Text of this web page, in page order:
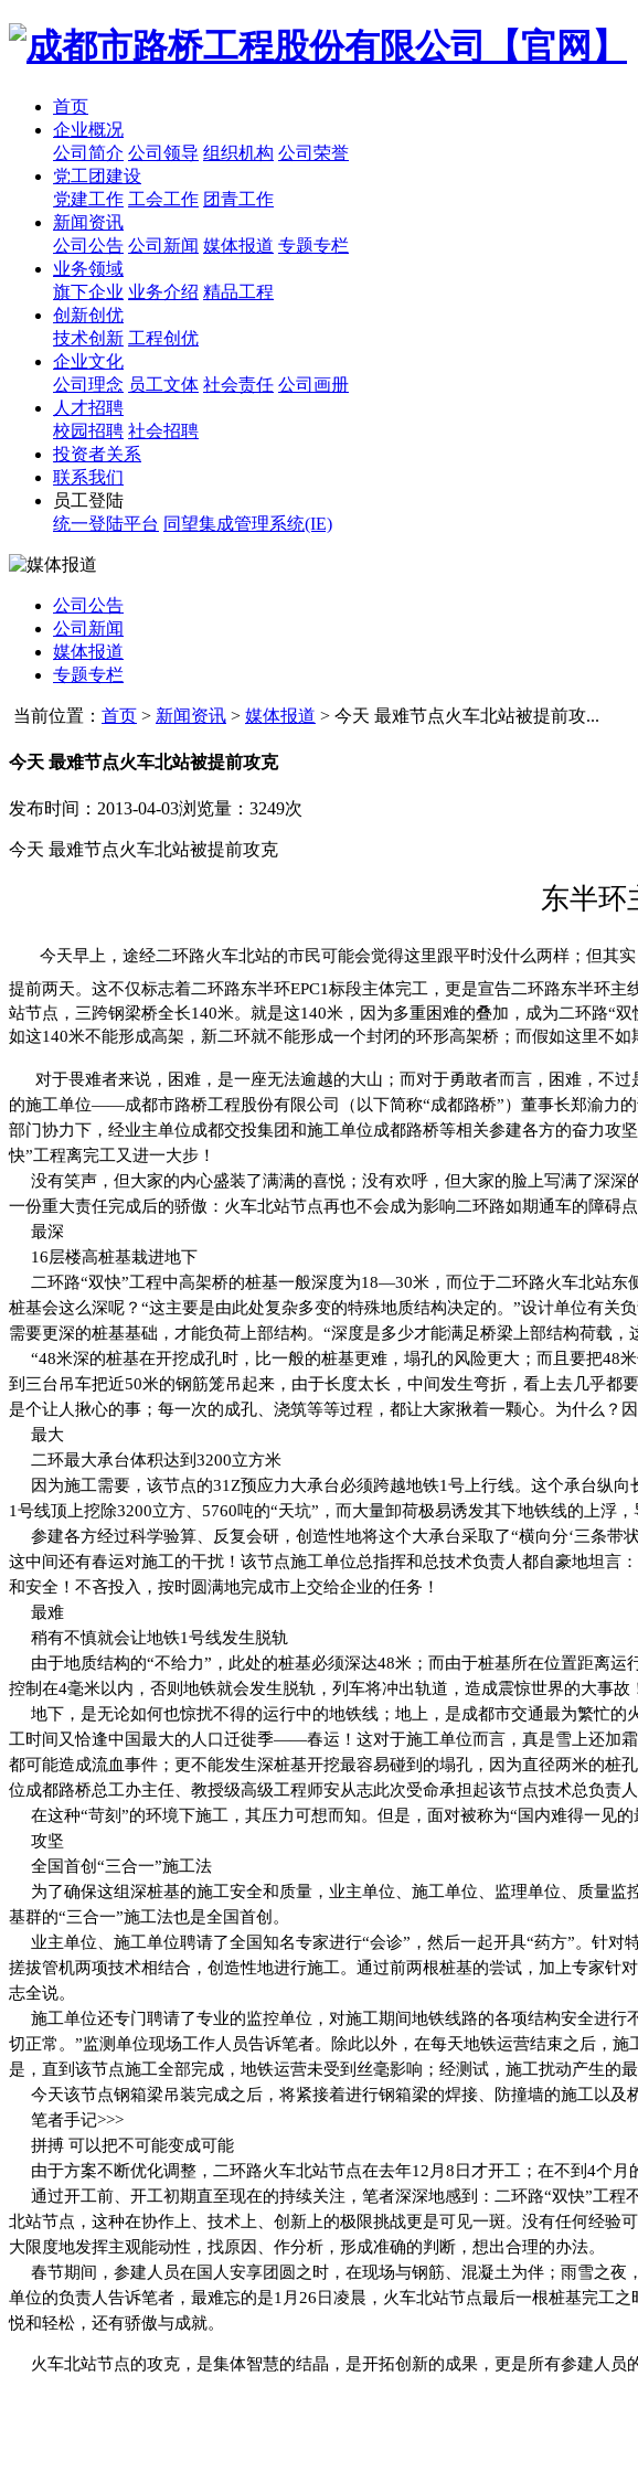
首页
企业概况
公司简介 公司领导 组织机构 公司荣誉
党工团建设
党建工作 工会工作 团青工作
新闻资讯
公司公告 公司新闻 媒体报道 专题专栏
业务领域
旗下企业 业务介绍 精品工程
创新创优
技术创新 工程创优
企业文化
公司理念 员工文体 社会责任 公司画册
人才招聘
校园招聘 社会招聘
投资者关系
联系我们
员工登陆
统一登陆平台 同望集成管理系统(IE)
公司公告
公司新闻
媒体报道
专题专栏
当前位置： 首页 > 新闻资讯 > 媒体报道 > 今天 最难节点火车北站被提前攻...
今天 最难节点火车北站被提前攻克
发布时间：2013-04-03浏览量：3249次
今天 最难节点火车北站被提前攻克
东半环
今天早上，途经二环路火车北站的市民可能会觉得这里跟平时没什么两样；但其
提前两天。这不仅标志着二环路东半环EPC1标段主体完工，更是宣告二环路东半环主
站节点，三跨钢梁桥全长140米。就是这140米，因为多重困难的叠加，成为二环路
如这140米不能形成高架，新二环就不能形成一个封闭的环形高架桥；而假如这里不
对于畏难者来说，困难，是一座无法逾越的大山；而对于勇敢者而言，困难，不
的施工单位——成都市路桥工程股份有限公司（以下简称“成都路桥”）董事长郑渝力
部门协力下，经业主单位成都交投集团和施工单位成都路桥等相关参建各方的奋力攻
快”工程离完工又进一大步！
没有笑声，但大家的内心盛装了满满的喜悦；没有欢呼，但大家的脸上写满了深
一份重大责任完成后的骄傲：火车北站节点再也不会成为影响二环路如期通车的障碍点
最深
16层楼高桩基栽进地下
二环路“双快”工程中高架桥的桩基一般深度为18—30米，而位于二环路火车北站
桩基会这么深呢？“这主要是由此处复杂多变的特殊地质结构决定的。”设计单位有
需要更深的桩基基础，才能负荷上部结构。“深度是多少才能满足桥梁上部结构荷载
“48米深的桩基在开挖成孔时，比一般的桩基更难，塌孔的风险更大；而且要把48
到三台吊车把近50米的钢筋笼吊起来，由于长度太长，中间发生弯折，看上去几乎
是个让人揪心的事；每一次的成孔、浇筑等等过程，都让大家揪着一颗心。为什么
最大
二环最大承台体积达到3200立方米
因为施工需要，该节点的31Z预应力大承台必须跨越地铁1号上行线。这个承台纵
1号线顶上挖除3200立方、5760吨的“天坑”，而大量卸荷极易诱发其下地铁线的上浮，
参建各方经过科学验算、反复会研，创造性地将这个大承台采取了“横向分‘三条
这中间还有春运对施工的干扰！该节点施工单位总指挥和总技术负责人都自豪地坦
和安全！不吝投入，按时圆满地完成市上交给企业的任务！
最难
稍有不慎就会让地铁1号线发生脱轨
由于地质结构的“不给力”，此处的桩基必须深达48米；而由于桩基所在位置距离
控制在4毫米以内，否则地铁就会发生脱轨，列车将冲出轨道，造成震惊世界的大事故
地下，是无论如何也惊扰不得的运行中的地铁线；地上，是成都市交通最为繁忙
工时间又恰逢中国最大的人口迁徙季——春运！这对于施工单位而言，真是雪上还加
都可能造成流血事件；更不能发生深桩基开挖最容易碰到的塌孔，因为直径两米的
位成都路桥总工办主任、教授级高级工程师安从志此次受命承担起该节点技术总负责
在这种“苛刻”的环境下施工，其压力可想而知。但是，面对被称为“国内难得一见
攻坚
全国首创“三合一”施工法
为了确保这组深桩基的施工安全和质量，业主单位、施工单位、监理单位、质量
基群的“三合一”施工法也是全国首创。
业主单位、施工单位聘请了全国知名专家进行“会诊”，然后一起开具“药方”。针
搓拔管机两项技术相结合，创造性地进行施工。通过前两根桩基的尝试，加上专家
志全说。
施工单位还专门聘请了专业的监控单位，对施工期间地铁线路的各项结构安全进
切正常。”监测单位现场工作人员告诉笔者。除此以外，在每天地铁运营结束之后，
是，直到该节点施工全部完成，地铁运营未受到丝毫影响；经测试，施工扰动产生的
今天该节点钢箱梁吊装完成之后，将紧接着进行钢箱梁的焊接、防撞墙的施工以及
笔者手记>>>
拼搏 可以把不可能变成可能
由于方案不断优化调整，二环路火车北站节点在去年12月8日才开工；在不到4个月
通过开工前、开工初期直至现在的持续关注，笔者深深地感到：二环路“双快”工
北站节点，这种在协作上、技术上、创新上的极限挑战更是可见一斑。没有任何经
大限度地发挥主观能动性，找原因、作分析，形成准确的判断，想出合理的办法。
春节期间，参建人员在国人安享团圆之时，在现场与钢筋、混凝土为伴；雨雪之
单位的负责人告诉笔者，最难忘的是1月26日凌晨，火车北站节点最后一根桩基完工
悦和轻松，还有骄傲与成就。
火车北站节点的攻克，是集体智慧的结晶，是开拓创新的成果，更是所有参建人员